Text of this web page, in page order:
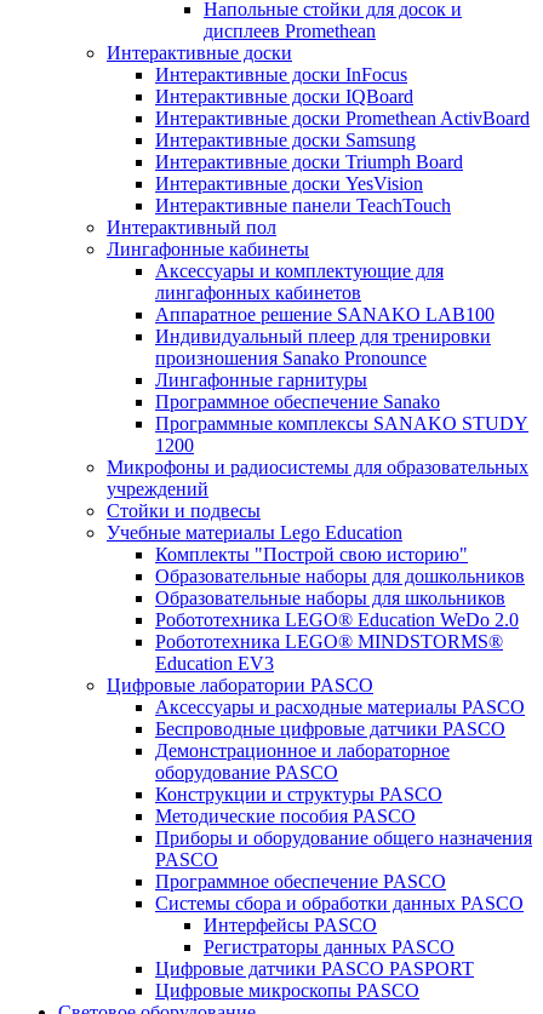
Напольные стойки для досок и
дисплеев Promethean
Интерактивные доски
Интерактивные доски InFocus
Интерактивные доски IQBoard
Интерактивные доски Promethean ActivBoard
Интерактивные доски Samsung
Интерактивные доски Triumph Board
Интерактивные доски YesVision
Интерактивные панели TeachTouch
Интерактивный пол
Лингафонные кабинеты
Аксессуары и комплектующие для
лингафонных кабинетов
Аппаратное решение SANAKO LAB100
Индивидуальный плеер для тренировки
произношения Sanako Pronounce
Лингафонные гарнитуры
Программное обеспечение Sanako
Программные комплексы SANAKO STUDY
1200
Микрофоны и радиосистемы для образовательных
учреждений
Стойки и подвесы
Учебные материалы Lego Education
Комплекты "Построй свою историю"
Образовательные наборы для дошкольников
Образовательные наборы для школьников
Робототехника LEGO® Education WeDo 2.0
Робототехника LEGO® MINDSTORMS®
Education EV3
Цифровые лаборатории PASCO
Аксессуары и расходные материалы PASCO
Беспроводные цифровые датчики PASCO
Демонстрационное и лабораторное
оборудование PASCO
Конструкции и структуры PASCO
Методические пособия PASCO
Приборы и оборудование общего назначения
PASCO
Программное обеспечение PASCO
Системы сбора и обработки данных PASCO
Интерфейсы PASCO
Регистраторы данных PASCO
Цифровые датчики PASCO PASPORT
Цифровые микроскопы PASCO